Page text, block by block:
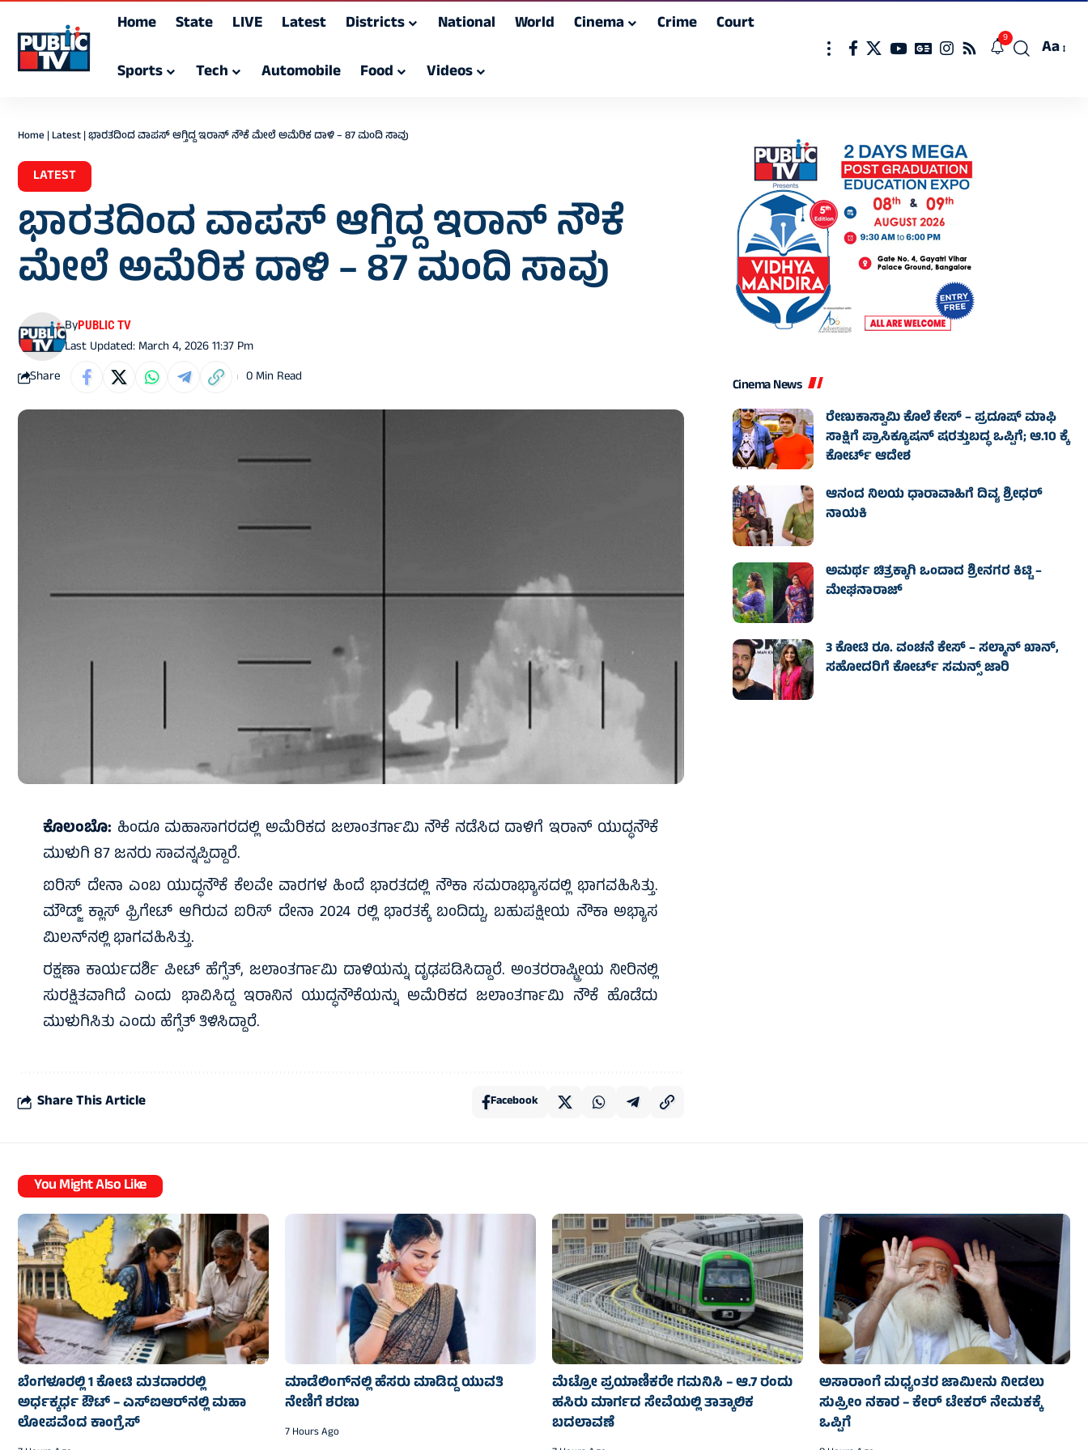
Home State LIVE Latest Districts National World Cinema Crime
Court
Sports
Tech Automobile Food Videos
9
Font
Aa
Home |Latest|ಭಾರತದಿಂದ ವಾಪಸ್‌ ಆಗ್ತಿದ್ದ ಇರಾನ್‌ ನೌಕೆ ಮೇಲೆ ಅಮೆರಿಕ ದಾಳಿ – 87 ಮಂದಿ ಸಾವು
LATEST
ಭಾರತದಿಂದ ವಾಪಸ್‌ ಆಗ್ತಿದ್ದ ಇರಾನ್‌ ನೌಕೆ
ಮೇಲೆ ಅಮೆರಿಕ ದಾಳಿ – 87 ಮಂದಿ ಸಾವು
Last Updated: March 4, 2026 11:37 Pm
ByPUBLIC TV
Share 0 Min Read
ಕೊಲಂಬೊ: ಹಿಂದೂ ಮಹಾಸಾಗರದಲ್ಲಿ ಅಮೆರಿಕದ ಜಲಾಂತರ್ಗಾಮಿ ನೌಕೆ ನಡೆಸಿದ ದಾಳಿಗೆ ಇರಾನ್ ಯುದ್ಧನೌಕೆ
ಮುಳುಗಿ 87 ಜನರು ಸಾವನ್ನಪ್ಪಿದ್ದಾರೆ.
ಐರಿಸ್ ದೇನಾ ಎಂಬ ಯುದ್ಧನೌಕೆ ಕೆಲವೇ ವಾರಗಳ ಹಿಂದೆ ಭಾರತದಲ್ಲಿ ನೌಕಾ ಸಮರಾಭ್ಯಾಸದಲ್ಲಿ ಭಾಗವಹಿಸಿತ್ತು.
ಮೌಡ್ಜ್ ಕ್ಲಾಸ್ ಫ್ರಿಗೇಟ್ ಆಗಿರುವ ಐರಿಸ್ ದೇನಾ 2024 ರಲ್ಲಿ ಭಾರತಕ್ಕೆ ಬಂದಿದ್ದು, ಬಹುಪಕ್ಷೀಯ ನೌಕಾ ಅಭ್ಯಾಸ
ಮಿಲನ್‌ನಲ್ಲಿ ಭಾಗವಹಿಸಿತ್ತು.
ರಕ್ಷಣಾ ಕಾರ್ಯದರ್ಶಿ ಪೀಟ್ ಹೆಗ್ಸೆತ್, ಜಲಾಂತರ್ಗಾಮಿ ದಾಳಿಯನ್ನು ದೃಢಪಡಿಸಿದ್ದಾರೆ. ಅಂತರರಾಷ್ಟ್ರೀಯ ನೀರಿನಲ್ಲಿ
ಸುರಕ್ಷಿತವಾಗಿದೆ ಎಂದು ಭಾವಿಸಿದ್ದ ಇರಾನಿನ ಯುದ್ಧನೌಕೆಯನ್ನು ಅಮೆರಿಕದ ಜಲಾಂತರ್ಗಾಮಿ ನೌಕೆ ಹೊಡೆದು
ಮುಳುಗಿಸಿತು ಎಂದು ಹೆಗ್ಸೆತ್ ತಿಳಿಸಿದ್ದಾರೆ.
Share This Article Facebook
Cinema News
ರೇಣುಕಾಸ್ವಾಮಿ ಕೊಲೆ ಕೇಸ್‌ – ಪ್ರದೂಷ್‌ ಮಾಫಿ
ಸಾಕ್ಷಿಗೆ ಪ್ರಾಸಿಕ್ಯೂಷನ್ ಷರತ್ತುಬದ್ಧ ಒಪ್ಪಿಗೆ; ಆ.10 ಕ್ಕೆ
ಕೋರ್ಟ್ ಆದೇಶ
ಆನಂದ ನಿಲಯ ಧಾರಾವಾಹಿಗೆ ದಿವ್ಯ ಶ್ರೀಧರ್
ನಾಯಕಿ
ಅಮರ್ಥ ಚಿತ್ರಕ್ಕಾಗಿ ಒಂದಾದ ಶ್ರೀನಗರ ಕಿಟ್ಟಿ –
ಮೇಘನಾರಾಜ್
3 ಕೋಟಿ ರೂ. ವಂಚನೆ ಕೇಸ್‌ – ಸಲ್ಮಾನ್ ಖಾನ್,
ಸಹೋದರಿಗೆ ಕೋರ್ಟ್‌ ಸಮನ್ಸ್ ಜಾರಿ
You Might Also Like
ಬೆಂಗಳೂರಲ್ಲಿ 1 ಕೋಟಿ ಮತದಾರರಲ್ಲಿ
ಅರ್ಧಕ್ಕರ್ಧ ಔಟ್ – ಎಸ್‌ಐಆರ್‌ನಲ್ಲಿ ಮಹಾ
ಲೋಪವೆಂದ ಕಾಂಗ್ರೆಸ್
ಮಾಡೆಲಿಂಗ್‌ನಲ್ಲಿ ಹೆಸರು ಮಾಡಿದ್ದ ಯುವತಿ
ನೇಣಿಗೆ ಶರಣು
7 Hours Ago
ಮೆಟ್ರೋ ಪ್ರಯಾಣಿಕರೇ ಗಮನಿಸಿ – ಆ.7 ರಂದು
ಹಸಿರು ಮಾರ್ಗದ ಸೇವೆಯಲ್ಲಿ ತಾತ್ಕಾಲಿಕ
ಬದಲಾವಣೆ
ಅಸಾರಾಂಗೆ ಮಧ್ಯಂತರ ಜಾಮೀನು ನೀಡಲು
ಸುಪ್ರೀಂ ನಕಾರ – ಕೇರ್ ಟೇಕರ್ ನೇಮಕಕ್ಕೆ
ಒಪ್ಪಿಗೆ